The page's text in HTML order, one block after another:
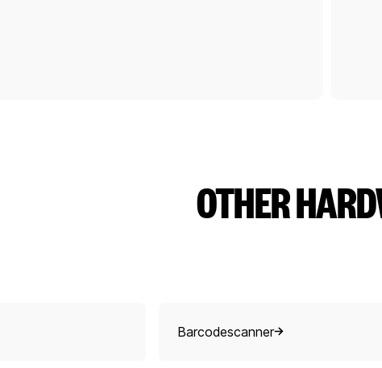
OTHER
Barcodescanner